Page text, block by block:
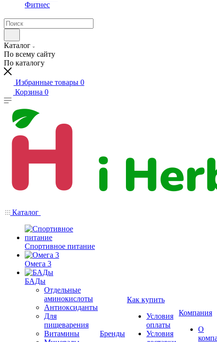
Фитнес
Каталог
По всему сайту
По каталогу
Избранные товары 0
Корзина 0
Каталог
Спортивное питание
Омега 3
БАДы
Отдельные
аминокислоты
Антиоксиданты
Для
пищеварения
Витамины
Бренды
Как купить
Условия
оплаты
Условия
Компания
О